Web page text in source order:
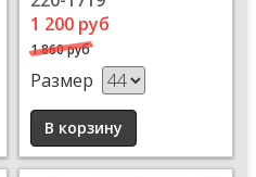
1 200 руб
1 860 руб
Размер